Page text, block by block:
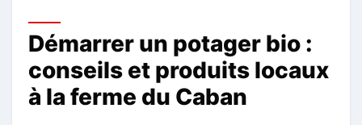
Démarrer un potager bio :
conseils et produits locaux
à la ferme du Caban